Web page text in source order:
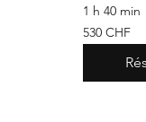
1 h 40 min
530
francs
suisses
530 CHF